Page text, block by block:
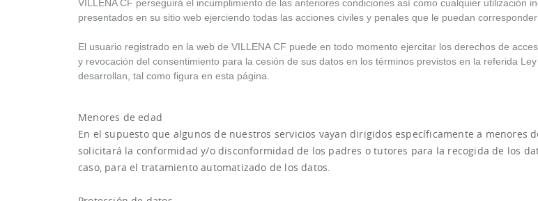
VILLENA CF perseguirá el incumplimiento de las anteriores condiciones así como cualquier utilización
presentados en su sitio web ejerciendo todas las acciones civiles y penales que le puedan corresponder
El usuario registrado en la web de VILLENA CF puede en todo momento ejercitar los derechos de
y revocación del consentimiento para la cesión de sus datos en los términos previstos en la referida
desarrollan, tal como figura en esta página.
Menores de edad
En el supuesto que algunos de nuestros servicios vayan dirigidos específicamente a menores
solicitará la conformidad y/o disconformidad de los padres o tutores para la recogida de los
caso, para el tratamiento automatizado de los datos.